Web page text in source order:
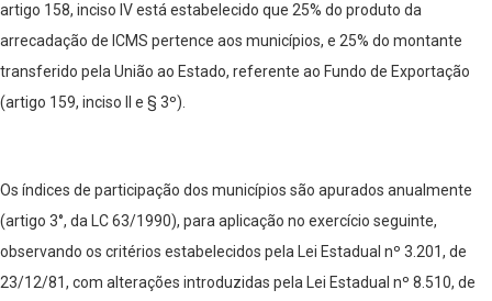
artigo 158, inciso IV está estabelecido que 25% do produto da
arrecadação de ICMS pertence aos municípios, e 25% do montante
transferido pela União ao Estado, referente ao Fundo de Exportação
(artigo 159, inciso II e § 3º).
Os índices de participação dos municípios são apurados anualmente
(artigo 3°, da LC 63/1990), para aplicação no exercício seguinte,
observando os critérios estabelecidos pela Lei Estadual nº 3.201, de
23/12/81, com alterações introduzidas pela Lei Estadual nº 8.510, de